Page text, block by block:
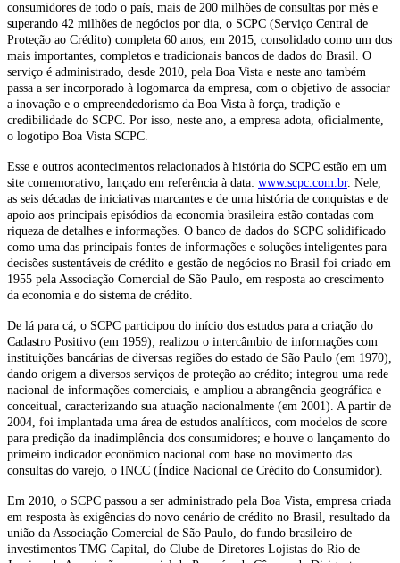
consumidores de todo o país, mais de 200 milhões de consultas por mês e
superando 42 milhões de negócios por dia, o SCPC (Serviço Central de
Proteção ao Crédito) completa 60 anos, em 2015, consolidado como um dos
mais importantes, completos e tradicionais bancos de dados do Brasil. O
serviço é administrado, desde 2010, pela Boa Vista e neste ano também
passa a ser incorporado à logomarca da empresa, com o objetivo de associar
a inovação e o empreendedorismo da Boa Vista à força, tradição e
credibilidade do SCPC. Por isso, neste ano, a empresa adota, oficialmente,
o logotipo Boa Vista SCPC.
Esse e outros acontecimentos relacionados à história do SCPC estão em um
site comemorativo, lançado em referência à data: www.scpc.com.br. Nele,
as seis décadas de iniciativas marcantes e de uma história de conquistas e de
apoio aos principais episódios da economia brasileira estão contadas com
riqueza de detalhes e informações. O banco de dados do SCPC solidificado
como uma das principais fontes de informações e soluções inteligentes para
decisões sustentáveis de crédito e gestão de negócios no Brasil foi criado em
1955 pela Associação Comercial de São Paulo, em resposta ao crescimento
da economia e do sistema de crédito.
De lá para cá, o SCPC participou do início dos estudos para a criação do
Cadastro Positivo (em 1959); realizou o intercâmbio de informações com
instituições bancárias de diversas regiões do estado de São Paulo (em 1970),
dando origem a diversos serviços de proteção ao crédito; integrou uma rede
nacional de informações comerciais, e ampliou a abrangência geográfica e
conceitual, caracterizando sua atuação nacionalmente (em 2001). A partir de
2004, foi implantada uma área de estudos analíticos, com modelos de score
para predição da inadimplência dos consumidores; e houve o lançamento do
primeiro indicador econômico nacional com base no movimento das
consultas do varejo, o INCC (Índice Nacional de Crédito do Consumidor).
Em 2010, o SCPC passou a ser administrado pela Boa Vista, empresa criada
em resposta às exigências do novo cenário de crédito no Brasil, resultado da
união da Associação Comercial de São Paulo, do fundo brasileiro de
investimentos TMG Capital, do Clube de Diretores Lojistas do Rio de